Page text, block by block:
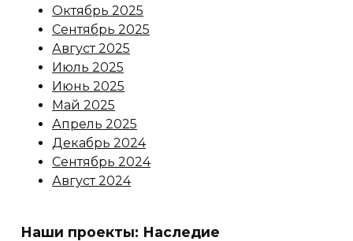
Октябрь 2025
Сентябрь 2025
Август 2025
Июль 2025
Июнь 2025
Май 2025
Апрель 2025
Декабрь 2024
Сентябрь 2024
Август 2024
Наши проекты: Наследие